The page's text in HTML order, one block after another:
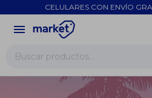
CELULARES CON ENVÍO
menu
close